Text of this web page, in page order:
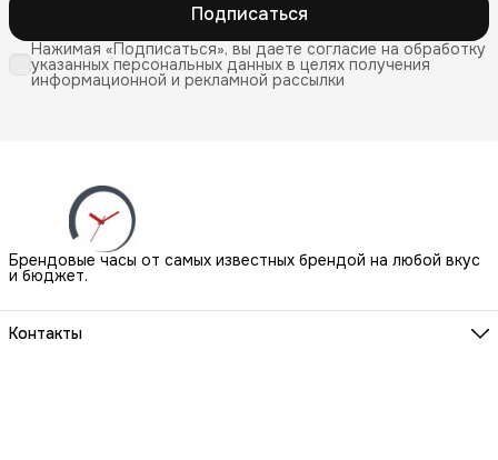
Подписаться
Нажимая «Подписаться», вы даете согласие на обработку
указанных персональных данных в целях получения
информационной и рекламной рассылки
Брендовые часы от самых известных брендой на любой вкус
и бюджет.
Контакты